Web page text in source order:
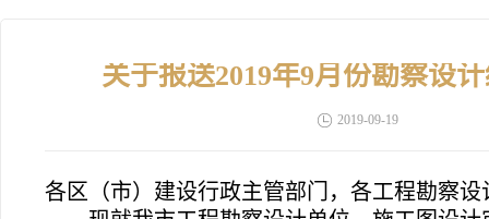
关于报送2019年9月份勘察设
2019-09-19
各区（市）建设行政主管部门，各工程勘察